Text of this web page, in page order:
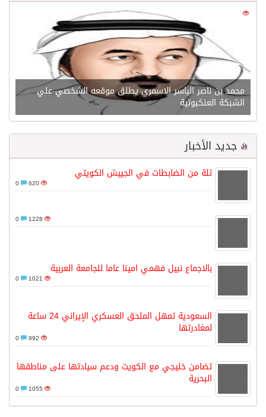
21602
محمد بن ناصر الياسر الاسمري يطلق موقعه الشخصي علي
الشبكة العنكبوتية
جديد الأخبار
ثلة من الضابطات في الجييش الكويتي
620
1228
بالاجماع نبيل فهمي امينا عاما للجامعة العربية
1021
السعودية تمهل الملحق العسكري الإيراني 24 ساعة
لمغادرتها
992
تضامن خليجي مع الكويت ودعم سيادتها على مناطقها
البحرية
1055